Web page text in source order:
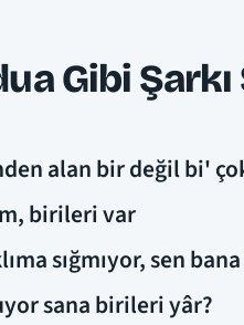
Gibi
alan bir değil bi'
birileri var
sığmıyor, sen
sana birileri yâr?